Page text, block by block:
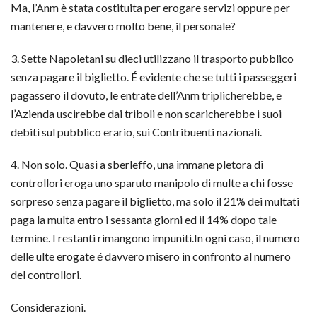
Ma, l’Anm è stata costituita per erogare servizi oppure per
mantenere, e davvero molto bene, il personale?
3. Sette Napoletani su dieci utilizzano il trasporto pubblico
senza pagare il biglietto. É evidente che se tutti i passeggeri
pagassero il dovuto, le entrate dell’Anm triplicherebbe, e
l’Azienda uscirebbe dai triboli e non scaricherebbe i suoi
debiti sul pubblico erario, sui Contribuenti nazionali.
4. Non solo. Quasi a sberleffo, una immane pletora di
controllori eroga uno sparuto manipolo di multe a chi fosse
sorpreso senza pagare il biglietto, ma solo il 21% dei multati
paga la multa entro i sessanta giorni ed il 14% dopo tale
termine. I restanti rimangono impuniti.In ogni caso, il numero
delle ulte erogate é davvero misero in confronto al numero
del controllori.
Considerazioni.